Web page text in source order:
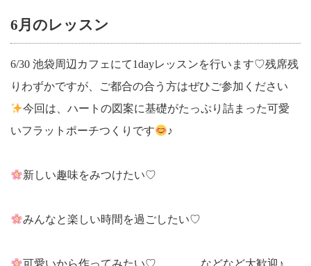
6月のレッスン
6/30 池袋周辺カフェにて1dayレッスンを行います♡残席残
りわずかですが、ご都合の合う方はぜひご参加ください
今回は、ハートの図案に基礎がたっぷり詰まった可愛
いフラットポーチつくりです
♪
新しい趣味をみつけたい♡
みんなと楽しい時間を過ごしたい♡